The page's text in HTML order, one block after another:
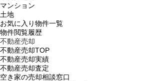
マンション
土地
お気に入り物件一覧
物件閲覧履歴
不動産売却
不動産売却TOP
不動産売却実績
不動産売却査定
空き家の売却相談窓口